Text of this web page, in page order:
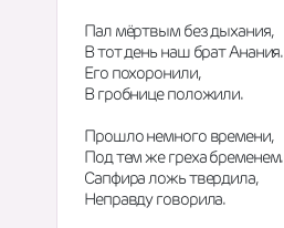
Пал мёртвым без дыхания,
В тот день наш брат Анания.
Его похоронили,
В гробнице положили.
Прошло немного времени,
Под тем же греха бременем.
Сапфира ложь твердила,
Неправду говорила.